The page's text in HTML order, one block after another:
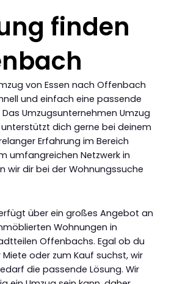
finden
von Essen nach Offenbach
und einfach eine passende
Umzugsunternehmen Umzug
unterstützt dich gerne bei deinem
Erfahrung im Bereich
umfangreichen Netzwerk in
wir dir bei der Wohnungssuche
über ein großes Angebot an
Wohnungen in
Offenbachs. Egal ob du
oder zum Kauf suchst, wir
die passende Lösung. Wir